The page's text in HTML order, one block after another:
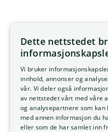
Dette nettstedet
Vi bruker
innhold, annonser og
vår. Vi deler også
av nettstedet vårt med våre
og analysepartnere som kan
med annen informasjon du
eller som de har samlet inn